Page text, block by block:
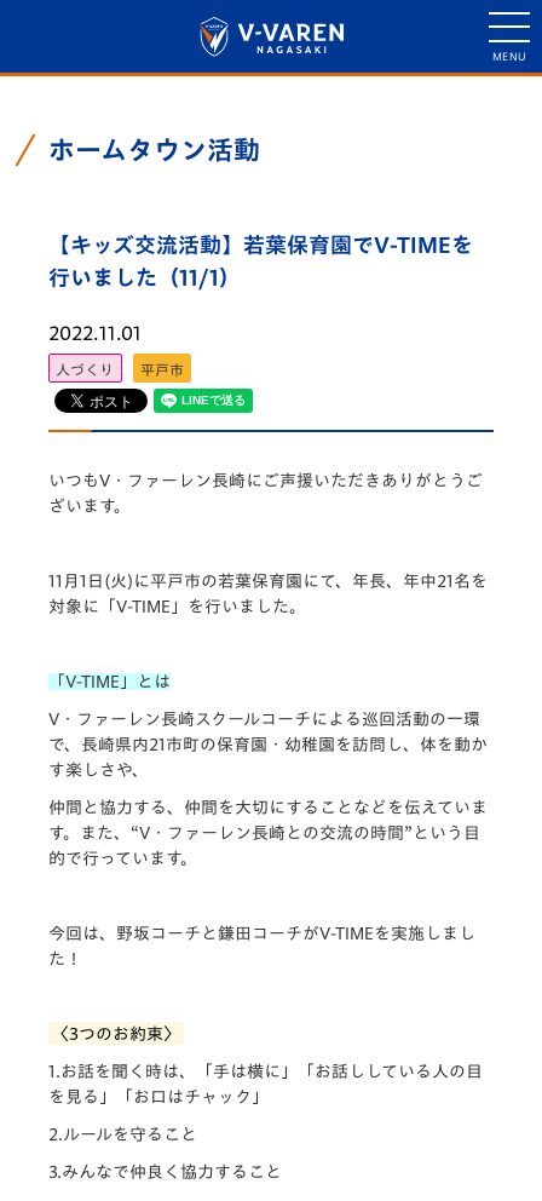
ホームタウン活動
【キッズ交流活動】若葉保育園でV-TIMEを
行いました（11/1）
2022.11.01
人づくり 平戸市
いつもV・ファーレン長崎にご声援いただきありがとうご
ざいます。
11月1日(火)に平戸市の若葉保育園にて、年長、年中21名を
対象に「V-TIME」を行いました。
「V-TIME」とは
V・ファーレン長崎スクールコーチによる巡回活動の一環
で、長崎県内21市町の保育園・幼稚園を訪問し、体を動か
す楽しさや、
仲間と協力する、仲間を大切にすることなどを伝えていま
す。また、“V・ファーレン長崎との交流の時間”という目
的で行っています。
今回は、野坂コーチと鎌田コーチがV-TIMEを実施しまし
た！
〈3つのお約束〉
1.お話を聞く時は、「手は横に」「お話ししている人の目
を見る」「お口はチャック」
2.ルールを守ること
3.みんなで仲良く協力すること